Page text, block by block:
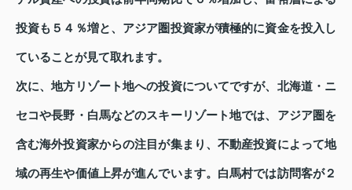
投資も５４％増と、アジア圏投資家が積極的に資金を投入し
ていることが見て取れます。
次に、地方リゾート地への投資についてですが、北海道・ニ
セコや長野・白馬などのスキーリゾート地では、アジア圏を
含む海外投資家からの注目が集まり、不動産投資によって地
域の再生や価値上昇が進んでいます。白馬村では訪問客が２